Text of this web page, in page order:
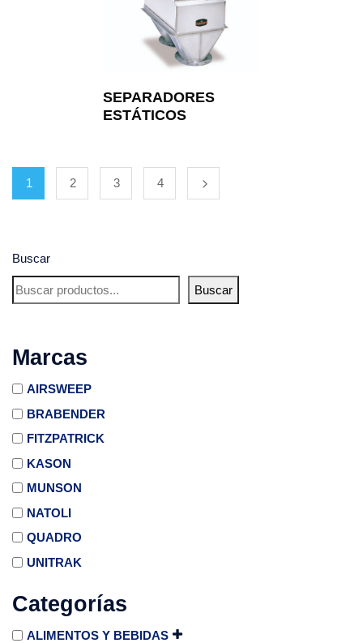
Buscar
Buscar
Marcas
AIRSWEEP
BRABENDER
FITZPATRICK
KASON
MUNSON
NATOLI
QUADRO
UNITRAK
Categorías
ALIMENTOS Y BEBIDAS
SEPARADORES
ESTÁTICOS
1 2 3 4